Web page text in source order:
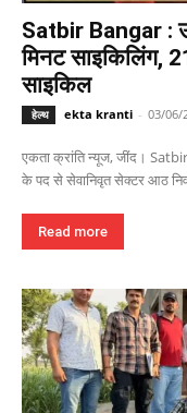
Satbir Bangar :
मिनट साइकिलिंग,
साइकिल
हेल्थ ekta kranti - 03/06/
एकता क्रांति न्यूज, जींद।
के पद से सेवानिवृत सेक्टर आठ
Read more